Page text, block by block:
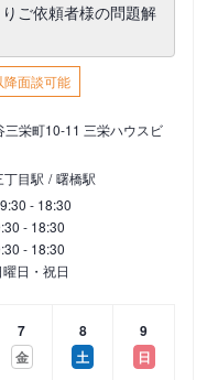
ご依頼者様の問題解
降面談可能
三栄町10-11 三栄ハウスビ
丁目駅
曙橋駅
- 18:30
- 18:30
- 18:30
曜日・祝日
7
金
8
土
9
日